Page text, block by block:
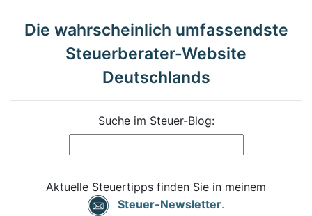
Die wahrscheinlich umfassendste
Steuerberater-Website
Deutschlands
Suche im Steuer-Blog:
Aktuelle Steuertipps finden Sie in meinem
Steuer-Newsletter.